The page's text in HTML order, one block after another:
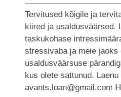
Tervitused kõigile ja
kiired ja usaldusväärsed.
taskukohase
stressivaba ja meie jaoks
usaldusväärsuse
kus olete sattunud.
avants.loan@gmail.com